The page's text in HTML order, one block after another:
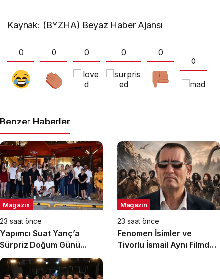
Kaynak: (BYZHA) Beyaz Haber Ajansı
0 0 0 0
0
0
Benzer Haberler
Magazin
23 saat önce
Yapımcı Suat Yanç’a
Sürpriz Doğum Günü
Kutlaması!
Magazin
23 saat önce
Fenomen İsimler ve
Tivorlu İsmail Aynı Filmde